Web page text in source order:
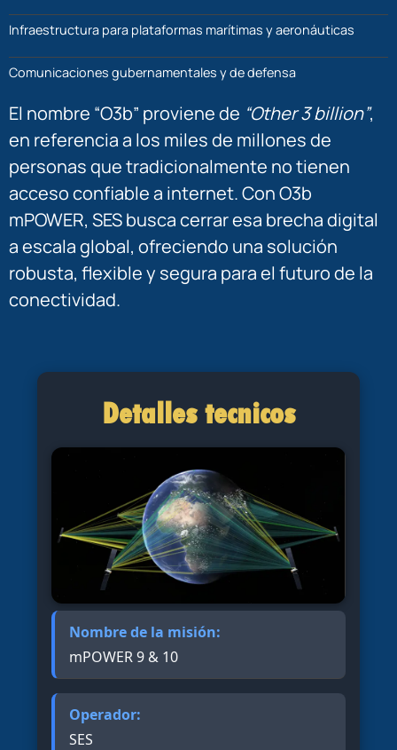
Infraestructura para plataformas marítimas y aeronáuticas
Comunicaciones gubernamentales y de defensa
El nombre “O3b” proviene de “Other 3 billion”,
en referencia a los miles de millones de
personas que tradicionalmente no tienen
acceso confiable a internet. Con O3b
mPOWER, SES busca cerrar esa brecha digital
a escala global, ofreciendo una solución
robusta, flexible y segura para el futuro de la
conectividad.
Detalles tecnicos
Nombre de la misión:
mPOWER 9 & 10
Operador:
SES